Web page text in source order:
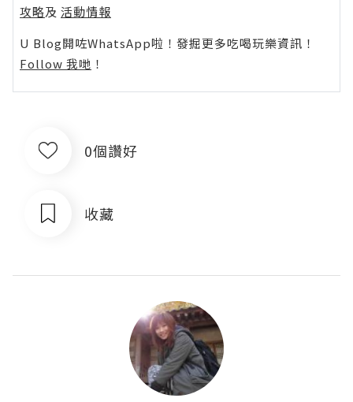
攻略及 活動情報
U Blog開咗WhatsApp啦！發掘更多吃喝玩樂資訊！
Follow 我哋 ！
0個讚好
收藏